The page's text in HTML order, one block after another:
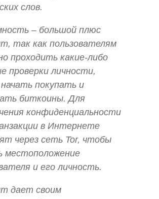
слов.
– большой плюс
так как пользователям
проходить какие-либо
проверки личности,
покупать и
биткоины. Для
конфиденциальности
в Интернете
через сеть Tor, чтобы
местоположение
и его личность.
дает своим